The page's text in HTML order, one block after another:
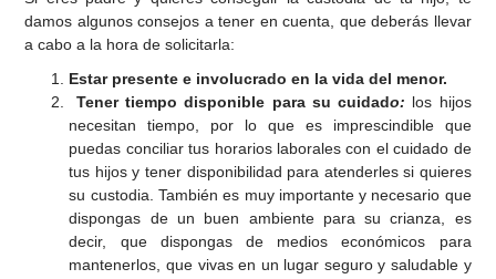
damos algunos consejos a tener en cuenta, que deberás llevar
a cabo a la hora de solicitarla:
Estar presente e involucrado en la vida del menor.
Tener tiempo disponible para su cuidado: los hijos
necesitan tiempo, por lo que es imprescindible que
puedas conciliar tus horarios laborales con el cuidado de
tus hijos y tener disponibilidad para atenderles si quieres
su custodia. También es muy importante y necesario que
dispongas de un buen ambiente para su crianza, es
decir, que dispongas de medios económicos para
mantenerlos, que vivas en un lugar seguro y saludable y